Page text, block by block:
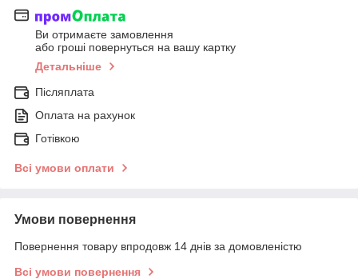
Ви отримаєте замовлення
або гроші повернуться на вашу картку
Детальніше
Післяплата
Оплата на рахунок
Готівкою
Всі умови оплати
Умови повернення
Повернення товару впродовж 14 днів за домовленістю
Всі умови повернення